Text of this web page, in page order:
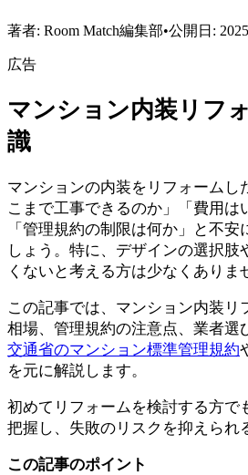
著者: Room Match編集部•公開日:
広告
マンション内装リフ
識
マンションの内装をリフォームし
こまで工事できるのか」「費用は
「管理規約の制限は何か」と不
しょう。特に、デザインの選択肢
くないと考える方は少なくありま
この記事では、マンション内装リ
相場、管理規約の注意点、業者選
交通省のマンション標準管理規約
を元に解説します。
初めてリフォームを検討する方で
把握し、失敗のリスクを抑えられ
この記事のポイント